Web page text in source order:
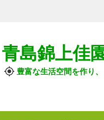
青島錦上佳
豊富な生活空間を作り